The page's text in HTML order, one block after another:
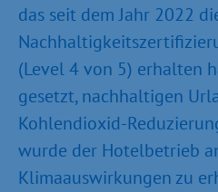
das seit dem Jahr 2022
(Level 4 von 5) erhalten
gesetzt, nachhaltigen
Kohlendioxid-
wurde der Hotelbetrieb
Klimaauswirkungen zu